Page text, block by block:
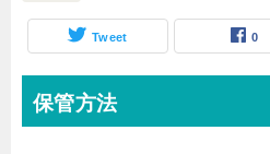
Tweet 0
保管方法